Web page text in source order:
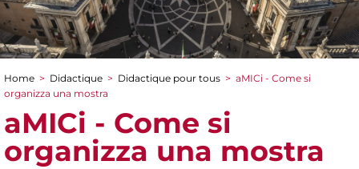
You are here
Home > Didactique > Didactique pour tous > aMICi - Come si
organizza una mostra
aMICi - Come si
organizza una mostra